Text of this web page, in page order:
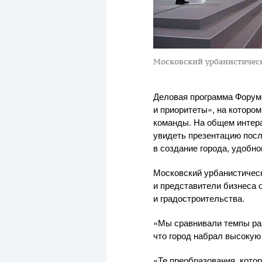
Московский
Деловая программа
и приоритеты», на
команды. На общем
увидеть презентацию
в создание города,
Московский
и представители
и градостроительства.
«Мы сравнивали темпы
что город набрал